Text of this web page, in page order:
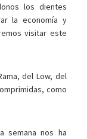
los dientes
la economía y
visitar este
del Low, del
como
semana nos ha